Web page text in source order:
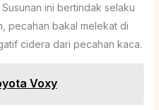
ini bertindak selaku
pecahan bakal melekat di
cidera dari pecahan kaca.
Voxy